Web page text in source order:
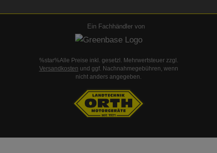
Ein Fachhändler von
%star%Alle Preise inkl. gesetzl. Mehrwertsteuer zzgl.
Versandkosten und ggf. Nachnahmegebühren, wenn
nicht anders angegeben.